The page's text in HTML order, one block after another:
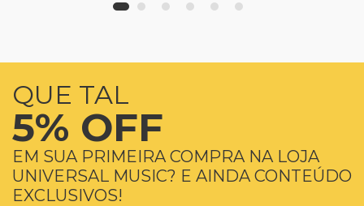
QUE TAL
5% OFF
EM SUA PRIMEIRA COMPRA NA LOJA
UNIVERSAL MUSIC? E AINDA CONTEÚDO
EXCLUSIVOS!